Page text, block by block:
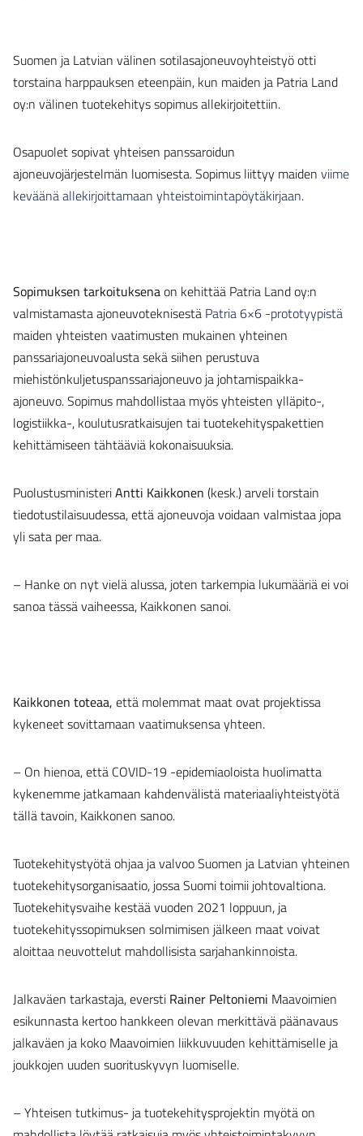
Suomen ja Latvian välinen sotilasajoneuvoyhteistyö otti
torstaina harppauksen eteenpäin, kun maiden ja Patria Land
oy:n välinen tuotekehitys sopimus allekirjoitettiin.
Osapuolet sopivat yhteisen panssaroidun
ajoneuvojärjestelmän luomisesta. Sopimus liittyy maiden viime
keväänä allekirjoittamaan yhteistoimintapöytäkirjaan.
Sopimuksen tarkoituksenaon kehittää Patria Land oy:n
valmistamasta ajoneuvoteknisestä Patria 6×6 -prototyypistä
maiden yhteisten vaatimusten mukainen yhteinen
panssariajoneuvoalusta sekä siihen perustuva
miehistönkuljetuspanssariajoneuvo ja johtamispaikka-
ajoneuvo. Sopimus mahdollistaa myös yhteisten ylläpito-,
logistiikka-, koulutusratkaisujen tai tuotekehityspakettien
kehittämiseen tähtääviä kokonaisuuksia.
PuolustusministeriAntti Kaikkonen (kesk.) arveli torstain
tiedotustilaisuudessa, että ajoneuvoja voidaan valmistaa jopa
yli sata per maa.
– Hanke on nyt vielä alussa, joten tarkempia lukumääriä ei voi
sanoa tässä vaiheessa, Kaikkonen sanoi.
Kaikkonen toteaa, että molemmat maat ovat projektissa
kykeneet sovittamaan vaatimuksensa yhteen.
– On hienoa, että COVID-19 -epidemiaoloista huolimatta
kykenemme jatkamaan kahdenvälistä materiaaliyhteistyötä
tällä tavoin, Kaikkonen sanoo.
Tuotekehitystyötä ohjaa ja valvoo Suomen ja Latvian yhteinen
tuotekehitysorganisaatio, jossa Suomi toimii johtovaltiona.
Tuotekehitysvaihe kestää vuoden 2021 loppuun, ja
tuotekehityssopimuksen solmimisen jälkeen maat voivat
aloittaa neuvottelut mahdollisista sarjahankinnoista.
Jalkaväen tarkastaja, eversti Rainer Peltoniemi Maavoimien
esikunnasta kertoo hankkeen olevan merkittävä päänavaus
jalkaväen ja koko Maavoimien liikkuvuuden kehittämiselle ja
joukkojen uuden suorituskyvyn luomiselle.
– Yhteisen tutkimus- ja tuotekehitysprojektin myötä on